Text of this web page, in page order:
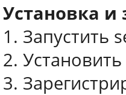
Установка и
1. Запустить
2.
3.